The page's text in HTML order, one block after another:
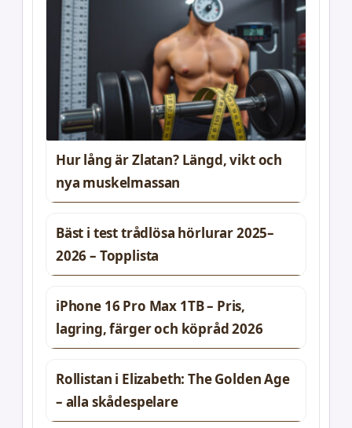
Hur lång är Zlatan? Längd, vikt och
nya muskelmassan
Bäst i test trådlösa hörlurar 2025–
2026 – Topplista
iPhone 16 Pro Max 1TB – Pris,
lagring, färger och köpråd 2026
Rollistan i Elizabeth: The Golden Age
– alla skådespelare